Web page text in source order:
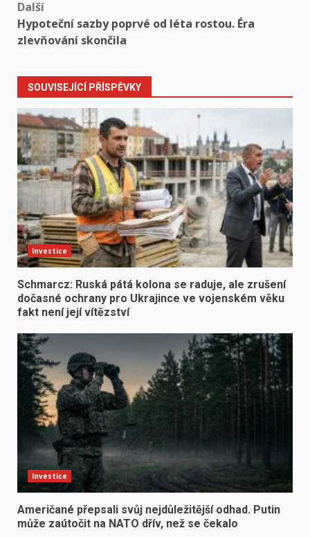
Další
Hypoteční sazby poprvé od léta rostou. Éra
zlevňování skončila
SOUVISEJÍCÍ PŘÍSPĚVKY
Investice
Schmarcz: Ruská pátá kolona se raduje, ale zrušení
dočasné ochrany pro Ukrajince ve vojenském věku
fakt není její vítězství
Investice
Američané přepsali svůj nejdůležitější odhad. Putin
může zaútočit na NATO dřív, než se čekalo